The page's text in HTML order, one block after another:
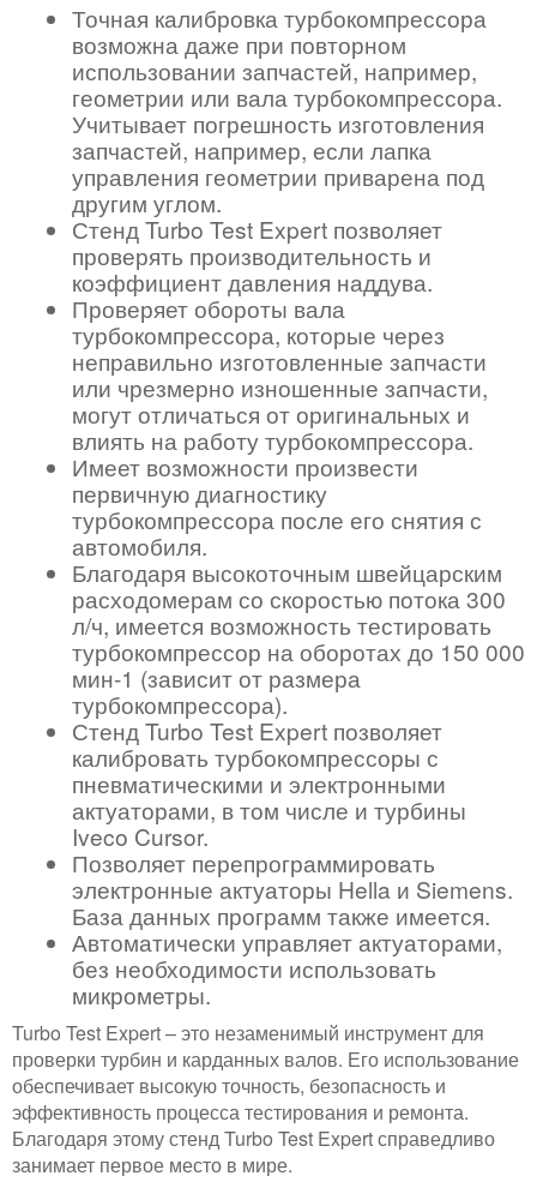
Точная калибровка турбокомпрессора
возможна даже при повторном
использовании запчастей, например,
геометрии или вала турбокомпрессора.
Учитывает погрешность изготовления
запчастей, например, если лапка
управления геометрии приварена под
другим углом.
Стенд Turbo Test Expert позволяет
проверять производительность и
коэффициент давления наддува.
Проверяет обороты вала
турбокомпрессора, которые через
неправильно изготовленные запчасти
или чрезмерно изношенные запчасти,
могут отличаться от оригинальных и
влиять на работу турбокомпрессора.
Имеет возможности произвести
первичную диагностику
турбокомпрессора после его снятия с
автомобиля.
Благодаря высокоточным швейцарским
расходомерам со скоростью потока 300
л/ч, имеется возможность тестировать
турбокомпрессор на оборотах до 150 000
мин-1 (зависит от размера
турбокомпрессора).
Стенд Turbo Test Expert позволяет
калибровать турбокомпрессоры с
пневматическими и электронными
актуаторами, в том числе и турбины
Iveco Cursor.
Позволяет перепрограммировать
электронные актуаторы Hella и Siemens.
База данных программ также имеется.
Автоматически управляет актуаторами,
без необходимости использовать
микрометры.
Turbo Test Expert – это незаменимый инструмент для
проверки турбин и карданных валов. Его использование
обеспечивает высокую точность, безопасность и
эффективность процесса тестирования и ремонта.
Благодаря этому стенд Turbo Test Expert справедливо
занимает первое место в мире.